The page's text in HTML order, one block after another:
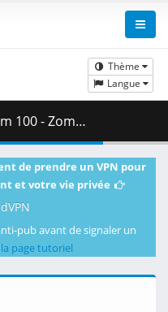
Thème
Langue
( 461.41 MB )
de prendre un VPN pour
et votre vie privée
pub avant de signaler un
page tutoriel